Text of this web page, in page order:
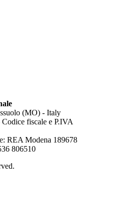
(MO) - Italy
fiscale e P.IVA
REA Modena 189678
806510